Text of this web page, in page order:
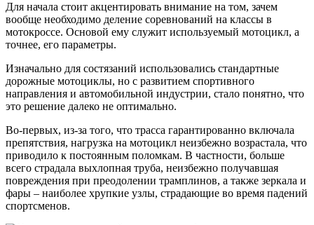
Для начала стоит акцентировать внимание на том, зачем
вообще необходимо деление соревнований на классы в
мотокроссе. Основой ему служит используемый мотоцикл, а
точнее, его параметры.
Изначально для состязаний использовались стандартные
дорожные мотоциклы, но с развитием спортивного
направления и автомобильной индустрии, стало понятно, что
это решение далеко не оптимально.
Во-первых, из-за того, что трасса гарантированно включала
препятствия, нагрузка на мотоцикл неизбежно возрастала, что
приводило к постоянным поломкам. В частности, больше
всего страдала выхлопная труба, неизбежно получавшая
повреждения при преодолении трамплинов, а также зеркала и
фары – наиболее хрупкие узлы, страдающие во время падений
спортсменов.